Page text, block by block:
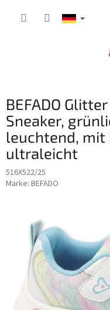
BEFADO
Sneaker,
leuchtend,
ultraleicht
516X522/25
Marke: BEFADO